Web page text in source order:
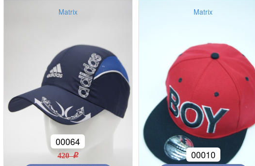
Matrix
00064
420 r
Matrix
00010